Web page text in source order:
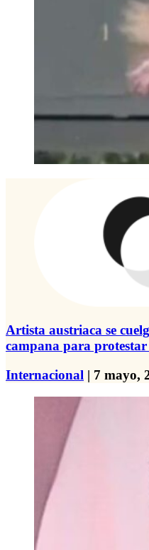
Artista austriaca se
campana para
Internacional | 7 mayo,